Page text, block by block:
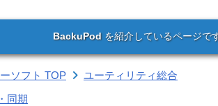
BackuPodを紹介しているページで
ソフト TOP
ユーティリティ総合
同期